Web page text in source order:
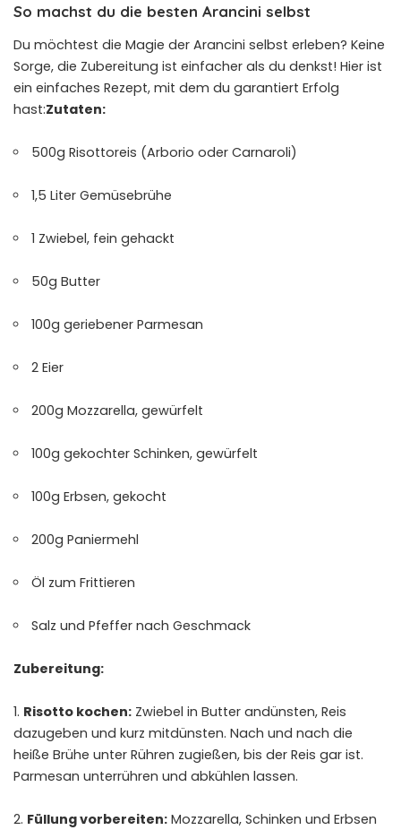
So machst du die besten Arancini selbst
Du möchtest die Magie der Arancini selbst erleben? Keine
Sorge, die Zubereitung ist einfacher als du denkst! Hier ist
ein einfaches Rezept, mit dem du garantiert Erfolg
hast:Zutaten:
500g Risottoreis (Arborio oder Carnaroli)
1,5 Liter Gemüsebrühe
1 Zwiebel, fein gehackt
50g Butter
100g geriebener Parmesan
2 Eier
200g Mozzarella, gewürfelt
100g gekochter Schinken, gewürfelt
100g Erbsen, gekocht
200g Paniermehl
Öl zum Frittieren
Salz und Pfeffer nach Geschmack
Zubereitung:
Risotto kochen: Zwiebel in Butter andünsten, Reis
dazugeben und kurz mitdünsten. Nach und nach die
heiße Brühe unter Rühren zugießen, bis der Reis gar ist.
Parmesan unterrühren und abkühlen lassen.
Füllung vorbereiten: Mozzarella, Schinken und Erbsen